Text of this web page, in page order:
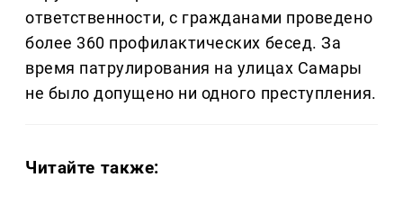
ответственности, с гражданами проведено
более 360 профилактических бесед. За
время патрулирования на улицах Самары
не было допущено ни одного преступления.
Читайте также: